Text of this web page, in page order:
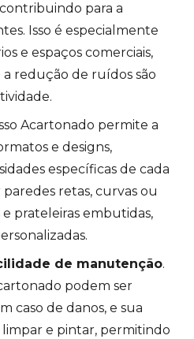
para a
Isso é especialmente
e espaços comerciais,
redução de ruídos são
Acartonado permite a
e designs,
específicas de cada
retas, curvas ou
prateleiras embutidas,
de manutenção.
podem ser
caso de danos, e sua
e pintar, permitindo